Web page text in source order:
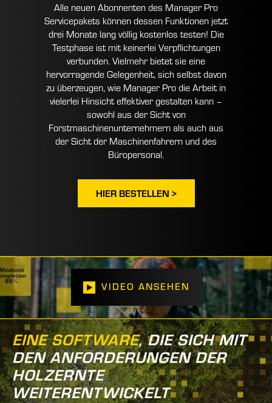
Alle neuen Abonnenten des Manager Pro
Servicepakets können dessen Funktionen jetzt
drei Monate lang völlig kostenlos testen! Die
Testphase ist mit keinerlei Verpflichtungen
verbunden. Vielmehr bietet sie eine
hervorragende Gelegenheit, sich selbst davon
zu überzeugen, wie Manager Pro die Arbeit in
vielerlei Hinsicht effektiver gestalten kann –
sowohl aus der Sicht von
Forstmaschinenunternehmern als auch aus
der Sicht der Maschinenfahrern und des
Büropersonal.
HIER BESTELLEN >
VIDEO ANSEHEN
EINE SOFTWARE, DIE SICH MIT
DEN ANFORDERUNGEN DER
HOLZERNTE
WEITERENTWICKELT